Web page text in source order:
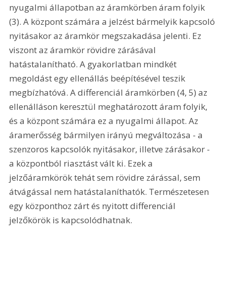
nyugalmi állapotban az áramkörben áram folyik
(3). A központ számára a jelzést bármelyik kapcsoló
nyitásakor az áramkör megszakadása jelenti. Ez
viszont az áramkör rövidre zárásával
hatástalanítható. A gyakorlatban mindkét
megoldást egy ellenállás beépítésével teszik
megbízhatóvá. A differenciál áramkörben (4, 5) az
ellenálláson keresztül meghatározott áram folyik,
és a központ számára ez a nyugalmi állapot. Az
áramerősség bármilyen irányú megváltozása - a
szenzoros kapcsolók nyitásakor, illetve zárásakor -
a központból riasztást vált ki. Ezek a
jelzőáramkörök tehát sem rövidre zárással, sem
átvágással nem hatástalaníthatók. Természetesen
egy központhoz zárt és nyitott differenciál
jelzőkörök is kapcsolódhatnak.